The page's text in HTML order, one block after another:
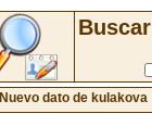
Buscar
Nuevo dato de kulakova